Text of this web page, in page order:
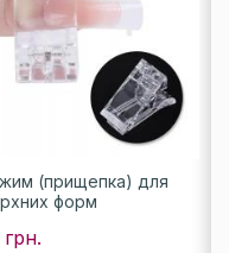
(прищепка) для
форм
грн.